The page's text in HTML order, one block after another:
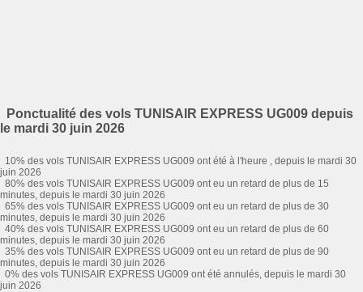
Ponctualité des vols TUNISAIR EXPRESS UG009 depuis
le mardi 30 juin 2026
10% des vols TUNISAIR EXPRESS UG009 ont été à l'heure , depuis le mardi 30
juin 2026
80% des vols TUNISAIR EXPRESS UG009 ont eu un retard de plus de 15
minutes, depuis le mardi 30 juin 2026
65% des vols TUNISAIR EXPRESS UG009 ont eu un retard de plus de 30
minutes, depuis le mardi 30 juin 2026
40% des vols TUNISAIR EXPRESS UG009 ont eu un retard de plus de 60
minutes, depuis le mardi 30 juin 2026
35% des vols TUNISAIR EXPRESS UG009 ont eu un retard de plus de 90
minutes, depuis le mardi 30 juin 2026
0% des vols TUNISAIR EXPRESS UG009 ont été annulés, depuis le mardi 30
juin 2026